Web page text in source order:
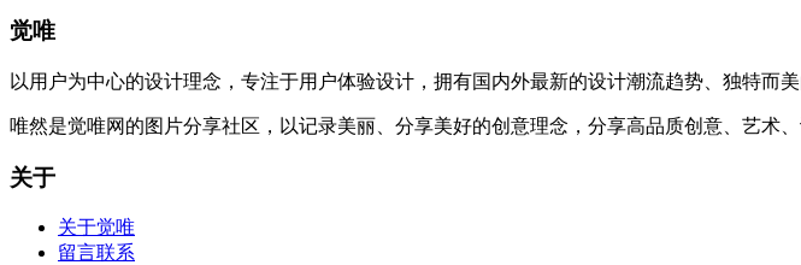
觉唯
以用户为中心的设计理念，专注于用户体验设计，拥有国内外最新的设计潮流趋势、独特而
唯然是觉唯网的图片分享社区，以记录美丽、分享美好的创意理念，分享高品质创意、艺术
关于
关于觉唯
留言联系